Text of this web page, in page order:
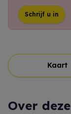
Schrijf u in
Kaart
Over